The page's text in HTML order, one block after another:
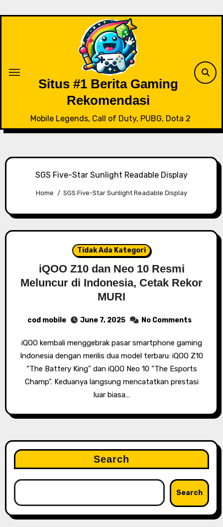
Situs #1 Berita Gaming
Rekomendasi
Mobile Legends, Call of Duty, PUBG, Dota 2
SGS Five-Star Sunlight Readable Display
Home SGS Five-Star Sunlight Readable Display
Tidak Ada Kategori
iQOO Z10 dan Neo 10 Resmi
Meluncur di Indonesia, Cetak Rekor
MURI
cod mobile June 7, 2025 No Comments
iQOO kembali menggebrak pasar smartphone gaming
Indonesia dengan merilis dua model terbaru: iQOO Z10
“The Battery King” dan iQOO Neo 10 “The Esports
Champ”. Keduanya langsung mencatatkan prestasi
luar biasa…
Search
Search